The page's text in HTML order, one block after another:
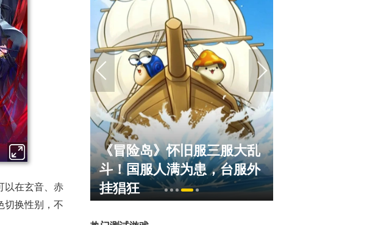
以在玄音、赤
切换性别，不
停服，但日
！涩涩新角
《冒险岛》怀旧服三服大乱
斗！国服人满为患，台服外
挂猖狂